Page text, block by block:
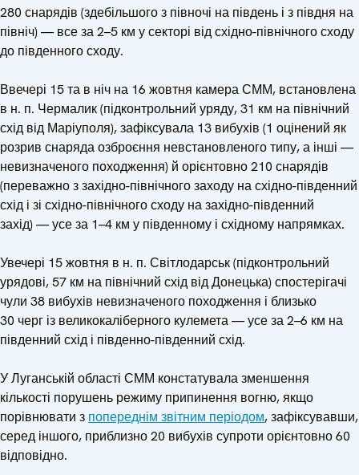
280 снарядів (здебільшого з півночі на південь і з півдня на
північ) — все за 2–5 км у секторі від східно-північного сходу
до південного сходу.
Ввечері 15 та в ніч на 16 жовтня камера СММ, встановлена
в н. п. Чермалик (підконтрольний уряду, 31 км на північний
схід від Маріуполя), зафіксувала 13 вибухів (1 оцінений як
розрив снаряда озброєння невстановленого типу, а інші —
невизначеного походження) й орієнтовно 210 снарядів
(переважно з західно-північного заходу на східно-південний
схід і зі східно-північного сходу на західно-південний
захід) — усе за 1–4 км у південному і східному напрямках.
Увечері 15 жовтня в н. п. Світлодарськ (підконтрольний
урядові, 57 км на північний схід від Донецька) спостерігачі
чули 38 вибухів невизначеного походження і близько
30 черг із великокаліберного кулемета — усе за 2–6 км на
південний схід і південно-південний схід.
У Луганській області СММ констатувала зменшення
кількості порушень режиму припинення вогню, якщо
порівнювати з попереднім звітним періодом, зафіксувавши,
серед іншого, приблизно 20 вибухів супроти орієнтовно 60
відповідно.